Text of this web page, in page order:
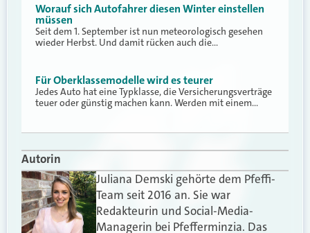
Worauf sich Autofahrer diesen Winter einstellen
müssen
Seit dem 1. September ist nun meteorologisch gesehen
wieder Herbst. Und damit rücken auch die…
Für Oberklassemodelle wird es teurer
Jedes Auto hat eine Typklasse, die Versicherungsverträge
teuer oder günstig machen kann. Werden mit einem…
Autorin
Juliana Demski gehörte dem Pfeffi-
Team seit 2016 an. Sie war
Redakteurin und Social-Media-
Managerin bei Pfefferminzia. Das